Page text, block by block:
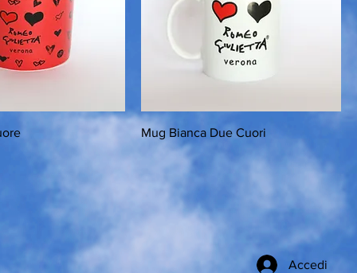
Accedi
Mug Bianca Due Cuori